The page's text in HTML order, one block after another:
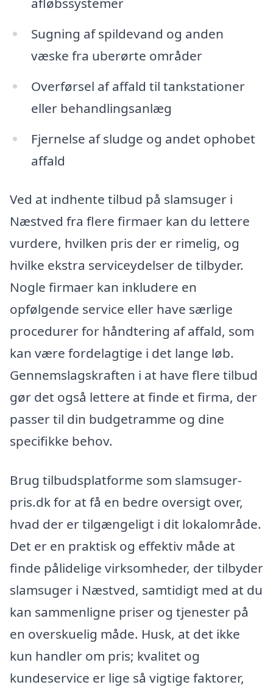
Sugning af spildevand og anden
væske fra uberørte områder
Overførsel af affald til tankstationer
eller behandlingsanlæg
Fjernelse af sludge og andet ophobet
affald
Ved at indhente tilbud på slamsuger i
Næstved fra flere firmaer kan du lettere
vurdere, hvilken pris der er rimelig, og
hvilke ekstra serviceydelser de tilbyder.
Nogle firmaer kan inkludere en
opfølgende service eller have særlige
procedurer for håndtering af affald, som
kan være fordelagtige i det lange løb.
Gennemslagskraften i at have flere tilbud
gør det også lettere at finde et firma, der
passer til din budgetramme og dine
specifikke behov.
Brug tilbudsplatforme som slamsuger-
pris.dk for at få en bedre oversigt over,
hvad der er tilgængeligt i dit lokalområde.
Det er en praktisk og effektiv måde at
finde pålidelige virksomheder, der tilbyder
slamsuger i Næstved, samtidigt med at du
kan sammenligne priser og tjenester på
en overskuelig måde. Husk, at det ikke
kun handler om pris; kvalitet og
kundeservice er lige så vigtige faktorer,